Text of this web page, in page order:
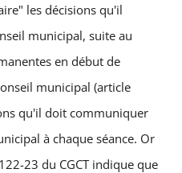
les décisions qu'il
municipal, suite au
en début de
municipal (article
qu'il doit communiquer
à chaque séance. Or
23 du CGCT indique que